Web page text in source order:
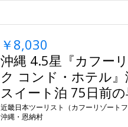
￥8,030
沖縄 4.5星『カフー
ク コンド・ホテル
スイート泊 75日前
近畿日本ツーリスト（カフーリゾート
沖縄・恩納村